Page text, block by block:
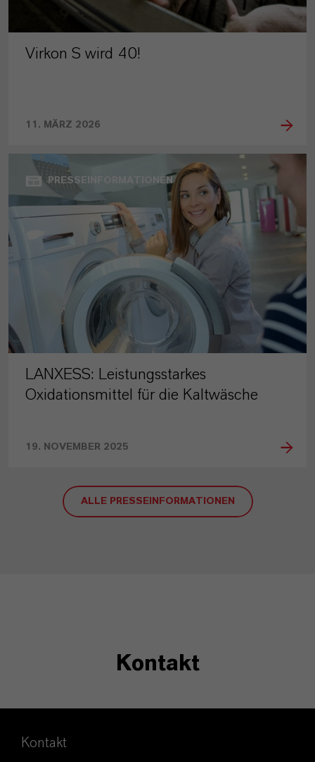
Virkon S wird 40!
11. MÄRZ 2026
PRESSEINFORMATIONEN
LANXESS: Leistungsstarkes
Oxidationsmittel für die Kaltwäsche
19. NOVEMBER 2025
ALLE PRESSEINFORMATIONEN
Kontakt
Kontakt